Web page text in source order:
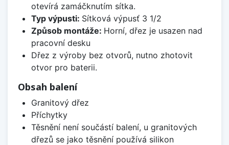
otevírá zamáčknutím sítka.
Typ výpusti: Sítková výpusť 3 1/2
Způsob montáže: Horní, dřez je usazen nad
pracovní desku
Dřez z výroby bez otvorů, nutno zhotovit
otvor pro baterii.
Obsah balení
Granitový dřez
Příchytky
Těsnění není součástí balení, u granitových
dřezů se jako těsnění používá silikon